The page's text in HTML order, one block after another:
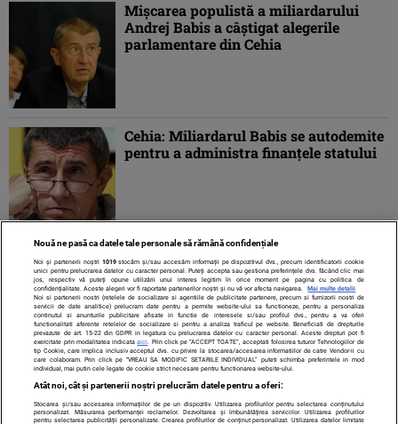
Mişcarea populistă a miliardarului
Andrej Babis a câştigat alegerile
parlamentare din Cehia
Cehia: Miliardarul Babis se autodemite
pentru a administra finanţele statului
1 2 »
Contact Despre noi Termeni și condiții
Nouă ne pasă ca datele tale personale să rămână confidențiale
Noi și partenerii noștri 1019stocăm și/sau accesăm informații pe dispozitivul dvs., precum identificatorii cookie
unici pentru prelucrarea datelor cu caracter personal. Puteți accepta sau gestiona preferințele dvs. făcând clic mai
jos, respectiv vă puteți opune utilizării unui interes legitim în orice moment pe pagina cu politica de
confidențialitate. Aceste alegeri vor fi raportate partenerilor noștri și nu vă vor afecta navigarea.
Mai multe detalii
Noi si partenerii nostri (retelele de socializare si agentiile de publicitate partenere, precum si furnizorii nostri de
servicii de date analitice) prelucram date pentru a permite website-ului sa functioneze, pentru a personaliza
continutul si anunturile publicitare afisate in functie de interesele si/sau profilul dvs., pentru a va oferi
functionalitati aferente retelelor de socializare si pentru a analiza traficul pe website. Beneficiati de drepturile
prevazute de art. 15-22 din GDPR in legatura cu prelucrarea datelor cu caracter personal. Aceste drepturi pot fi
exercitate prin modalitatea indicataaici . Prin click pe “ACCEPT TOATE”, acceptati folosirea tuturor Tehnologiilor de
tip Cookie, care implica inclusiv acceptul dvs. cu privire la stocarea/accesarea informatiilor de catre Vendor-ii cu
care colaboram. Prin click pe “VREAU SA MODIFIC SETARILE INDIVIDUAL” puteti schimba preferintele in mod
individual, mai putin cele legate de cookie strict necesare pentru functionarea website-ului.
Atât noi, cât și partenerii noștri prelucrăm datele pentru a oferi:
Stocarea și/sau accesarea informațiilor de pe un dispozitiv. Utilizarea profilurilor pentru selectarea conținutului
personalizat. Măsurarea performanței reclamelor. Dezvoltarea și îmbunătățirea serviciilor. Utilizarea profilurilor
pentru selectarea publicității personalizate. Crearea profilurilor de conținut personalizat. Utilizarea datelor limitate